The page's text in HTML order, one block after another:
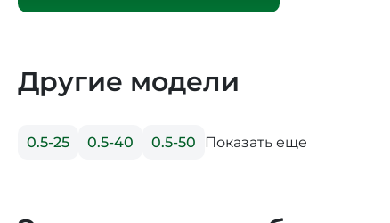
Другие модели
0.5-25 0.5-40 0.5-50 Показать еще